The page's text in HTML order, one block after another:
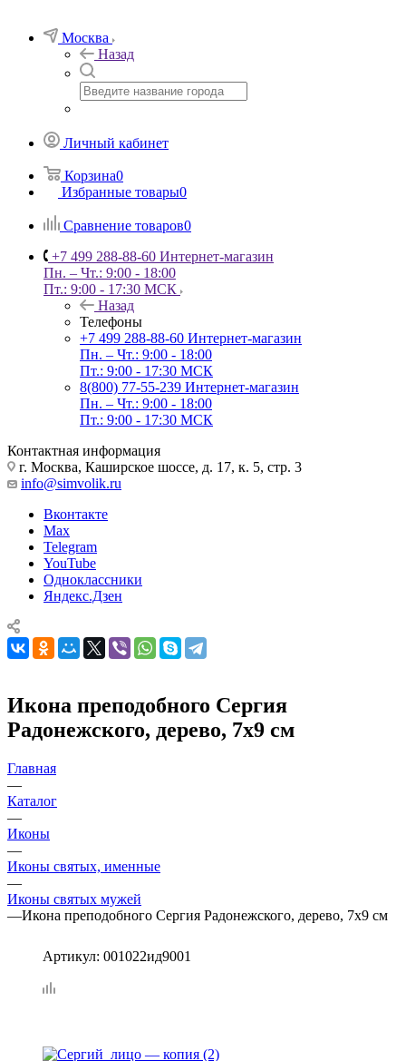
Москва
Назад
Личный кабинет
Корзина0
Избранные товары0
Сравнение товаров0
+7 499 288-88-60 Интернет-магазин
Пн. – Чт.: 9:00 - 18:00
Пт.: 9:00 - 17:30 МСК
Назад
Телефоны
+7 499 288-88-60 Интернет-магазин
Пн. – Чт.: 9:00 - 18:00
Пт.: 9:00 - 17:30 МСК
8(800) 77-55-239 Интернет-магазин
Пн. – Чт.: 9:00 - 18:00
Пт.: 9:00 - 17:30 МСК
Контактная информация
г. Москва, Каширское шоссе, д. 17, к. 5, стр. 3
info@simvolik.ru
Вконтакте
Max
Telegram
YouTube
Одноклассники
Яндекс.Дзен
Икона преподобного Сергия
Радонежского, дерево, 7х9 см
Главная
—
Каталог
—
Иконы
—
Иконы святых, именные
—
Иконы святых мужей
—Икона преподобного Сергия Радонежского, дерево, 7х9 см
Артикул: 001022ид9001